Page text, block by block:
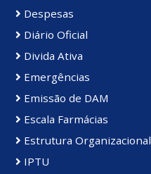
Despesas
Diário Oficial
Divida Ativa
Emergências
Emissão de DAM
Escala Farmácias
Estrutura Organizacional
IPTU